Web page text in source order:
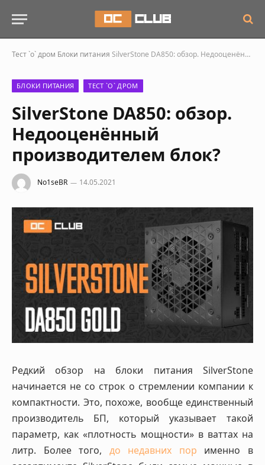
Тест `о` дром Блоки питания SilverStone DA850: обзор. Недооценённый производителем блок?
БЛОКИ ПИТАНИЯ ТЕСТ `О` ДРОМ
SilverStone DA850: обзор.
Недооценённый
производителем блок?
No1seBR 14.05.2021
Редкий обзор на блоки питания SilverStone
начинается не со строк о стремлении компании к
компактности. Это, похоже, вообще единственный
производитель БП, который указывает такой
параметр, как «плотность мощности» в ваттах на
литр. Более того, до недавних пор именно в